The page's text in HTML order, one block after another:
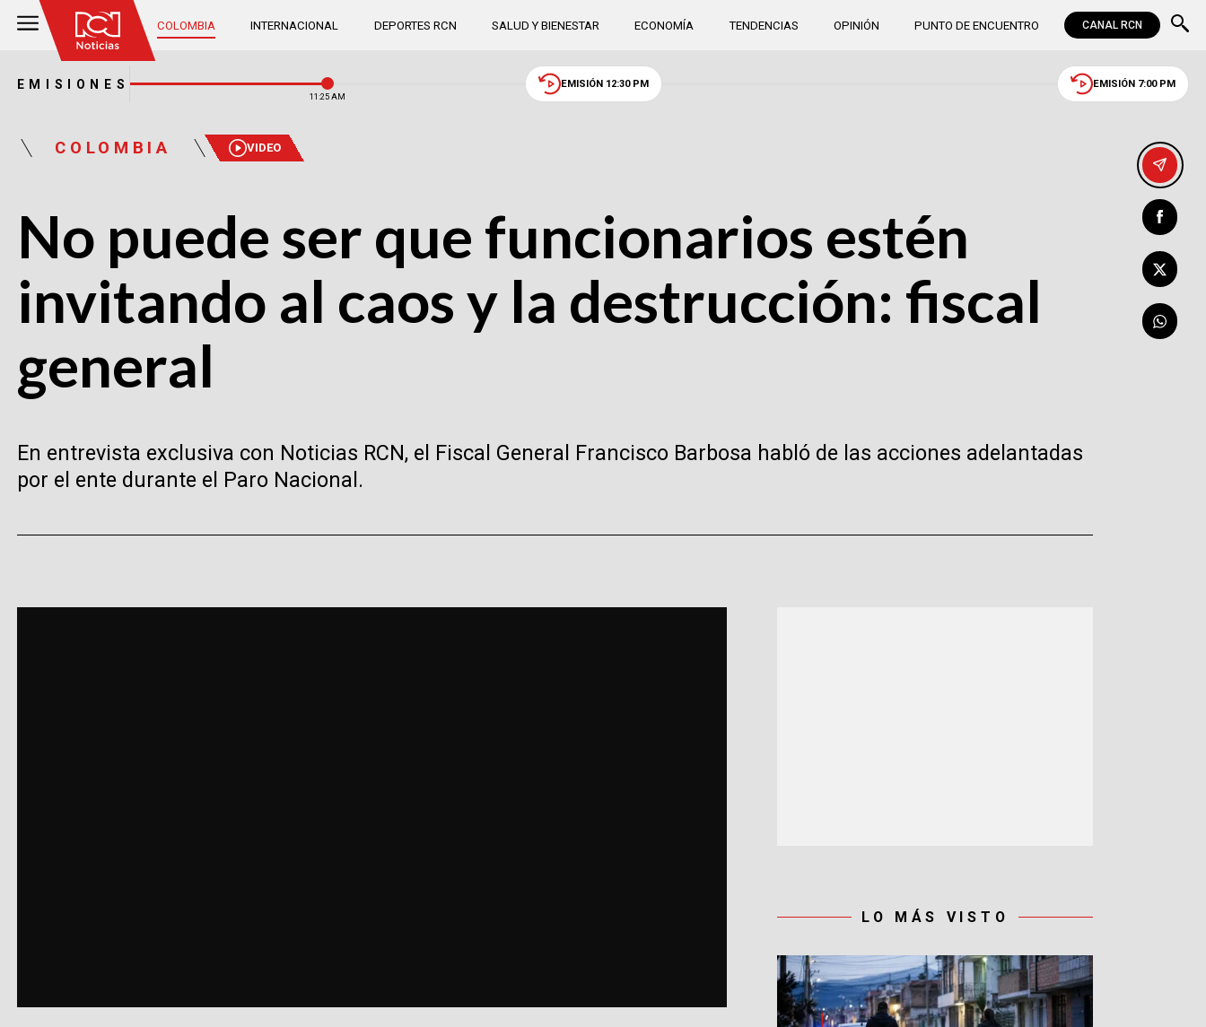
COLOMBIA INTERNACIONAL DEPORTES RCN SALUD Y BIENESTAR ECONOMÍA TENDENCIAS OPINIÓN PUNTO DE ENCUENTRO CANAL RCN
EMISIONES
11:25 AM
EMISIÓN 12:30 PM EMISIÓN 7:00 PM
COLOMBIA VIDEO
No puede ser que funcionarios estén
invitando al caos y la destrucción: fiscal
general
En entrevista exclusiva con Noticias RCN, el Fiscal General Francisco Barbosa habló de las acciones adelantadas
por el ente durante el Paro Nacional.
LO MÁS VISTO